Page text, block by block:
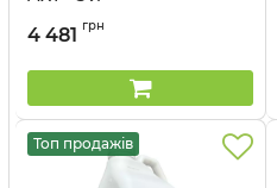
4 481 грн
Топ продажів